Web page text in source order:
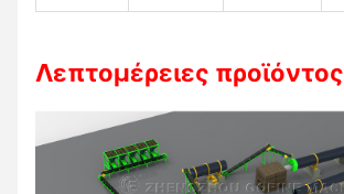
Λεπτομέρειες προϊόντος